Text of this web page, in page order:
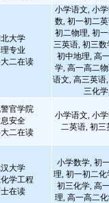
大学
专业
二在读
小学语文, 小
数, 初一初二
初二物理, 初
三英语, 初三
初中地理, 高
学, 高一高二
语文, 高三英语
三化
官学院
安全
二在读
小学语文, 小
二英语, 初三
大学
学工程
在读
小学数学, 初
理, 初一初二
初三化学, 高
理, 高一高二